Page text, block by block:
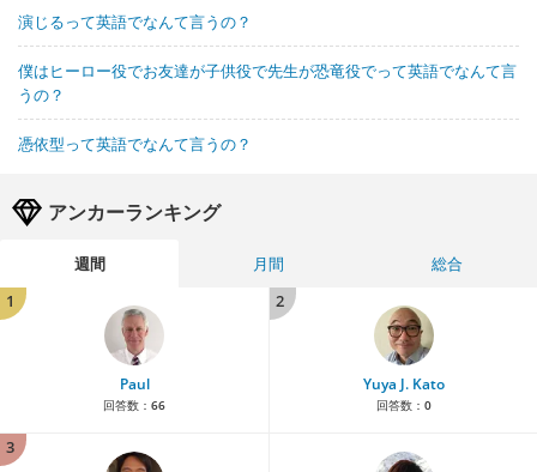
演じるって英語でなんて言うの？
僕はヒーロー役でお友達が子供役で先生が恐竜役でって英語でなんて言
うの？
憑依型って英語でなんて言うの？
アンカーランキング
週間 月間
総合
1
Paul
回答数： 66
2
Yuya J. Kato
回答数： 0
3